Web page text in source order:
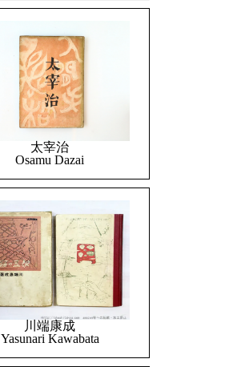
太宰治
Osamu Dazai
川端康成
Yasunari Kawabata